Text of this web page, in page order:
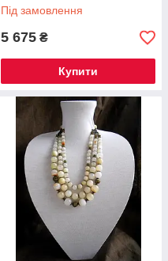
Під замовлення
5 675 ₴
Купити